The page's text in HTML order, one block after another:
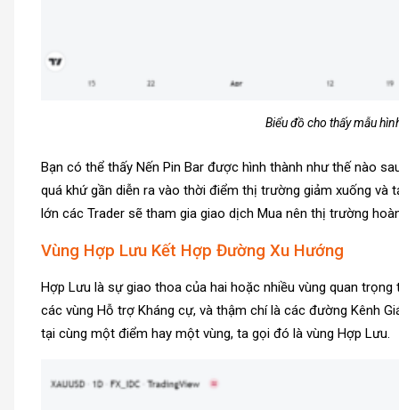
Biểu đồ cho thấy mẫu
Bạn có thể thấy Nến Pin Bar được hình thành như thế nào
quá khứ gần diễn ra vào thời điểm thị trường giảm xuống
lớn các Trader sẽ tham gia giao dịch Mua nên thị trường
Vùng Hợp Lưu Kết Hợp Đường Xu Hướng
Hợp Lưu là sự giao thoa của hai hoặc nhiều vùng quan
các vùng Hỗ trợ Kháng cự, và thậm chí là các đường Kênh
tại cùng một điểm hay một vùng, ta gọi đó là vùng Hợp Lưu.